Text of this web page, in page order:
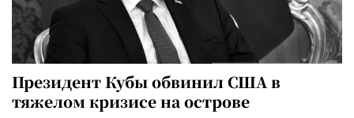
Президент Кубы обвинил США в
тяжелом кризисе на острове